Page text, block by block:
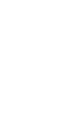
——我